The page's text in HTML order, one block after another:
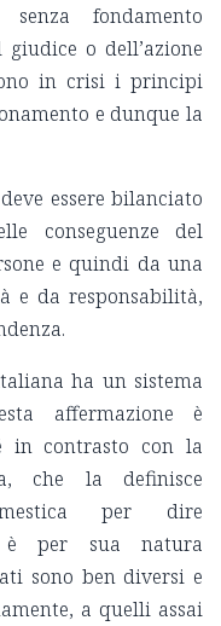
fondamento
o dell’azione
in crisi i principi
e dunque la
essere bilanciato
conseguenze del
e quindi da una
e da responsabilità,
ha un sistema
affermazione è
in contrasto con la
che la definisce
per dire
è per sua natura
sono ben diversi e
a quelli assai